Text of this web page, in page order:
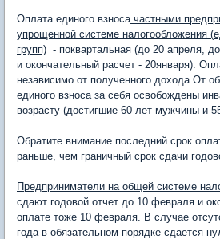
Оплата единого взносачастными
упрощенной системе налогообложения
групп) - поквартальная (до 20 апреля,
и окончательный расчет - 20января).
независимо от полученного дохода.От
единого взноса за себя освобождены
возрасту (достигшие 60 лет мужчины и
Обратите внимание последний срок
раньше, чем граничный срок сдачи
Предприниматели на общей системе
сдают годовой отчет до 10 февраля и
оплате тоже 10 февраля. В случае
года в обязательном порядке сдается